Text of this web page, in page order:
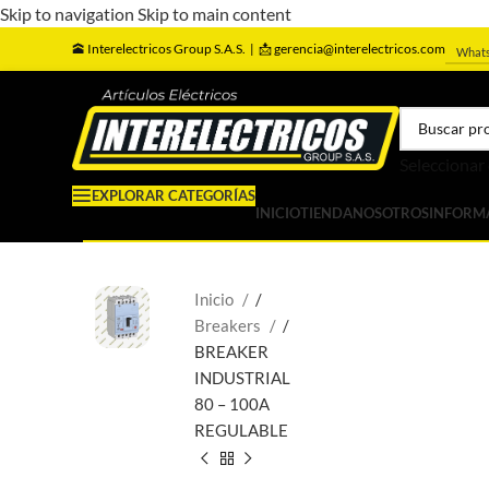
Skip to navigation Skip to main content
🕋 Interelectricos Group S.A.S. | 📩 gerencia@interelectricos.com
EXPLORAR CATEGORÍAS
INICIOTIENDANOSOTROS
Inicio
/
Breakers
/
BREAKER
INDUSTRIAL
80 – 100A
REGULABLE